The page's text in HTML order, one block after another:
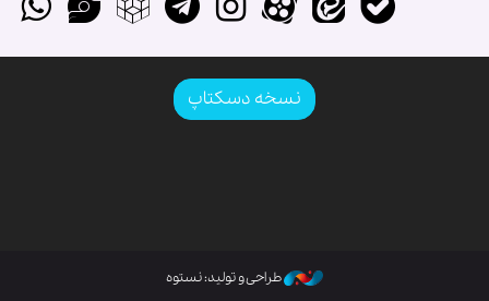
نسخه دسکتاپ
طراحی و تولید: نستوه